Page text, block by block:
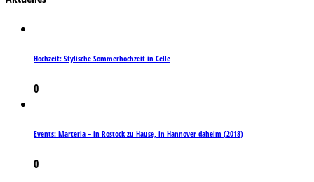
Hochzeit: Stylische Sommerhochzeit in Celle
0
Events: Marteria – in Rostock zu Hause, in Hannover daheim (2018)
0